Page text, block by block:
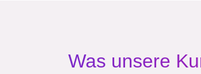
Was unsere